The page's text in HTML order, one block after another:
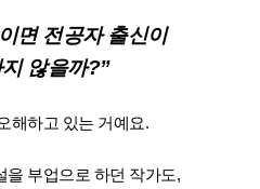
면 전공자 출신이
않을까?”
해하고 있는 거예요.
을 부업으로 하던 작가도,